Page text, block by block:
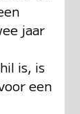
jaar
is, is
een